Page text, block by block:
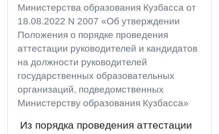
Министерства образования Кузбасса от
18.08.2022 N 2007 «Об утверждении
Положения о порядке проведения
аттестации руководителей и кандидатов
на должности руководителей
государственных образовательных
организаций, подведомственных
Министерству образования Кузбасса»
Из порядка проведения аттестации